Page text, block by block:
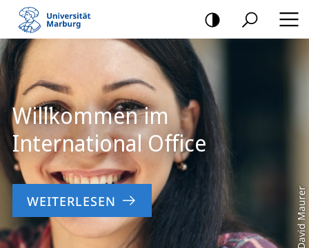
Mobile-
Navigation
Hauptinhalt
Foto: David Maurer
Willkommen im
International Office
WEITERLESEN